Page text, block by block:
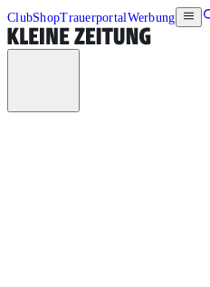
ClubShopTrauerportalWerbung